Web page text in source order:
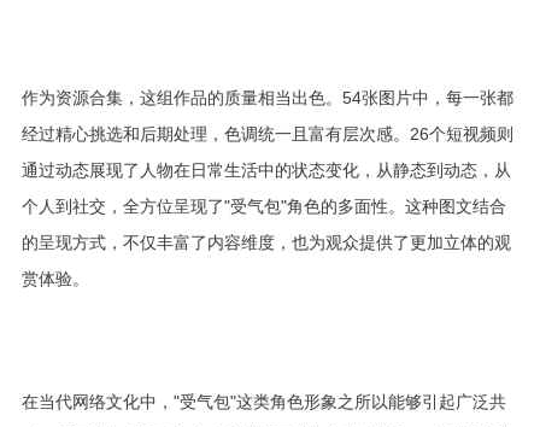
作为资源合集，这组作品的质量相当出色。54张图片中，每一张都
经过精心挑选和后期处理，色调统一且富有层次感。26个短视频则
通过动态展现了人物在日常生活中的状态变化，从静态到动态，从
个人到社交，全方位呈现了"受气包"角色的多面性。这种图文结合
的呈现方式，不仅丰富了内容维度，也为观众提供了更加立体的观
赏体验。
在当代网络文化中，"受气包"这类角色形象之所以能够引起广泛共